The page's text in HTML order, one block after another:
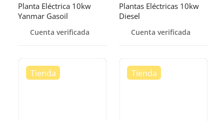
Planta Eléctrica 10kw
Yanmar Gasoil
Cuenta verificada
Plantas Eléctricas 10kw
Diesel
Cuenta verificada